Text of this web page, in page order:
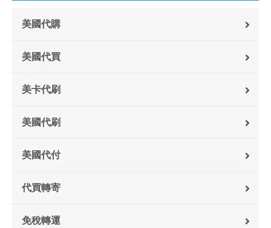
美國代購
美國代買
美卡代刷
美國代刷
美國代付
代買轉寄
免稅轉運